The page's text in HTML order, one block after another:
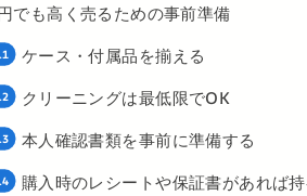
でも高く売るための事前準備
ケース・付属品を揃える
クリーニングは最低限でOK
本人確認書類を事前に準備する
購入時のレシートや保証書があれば